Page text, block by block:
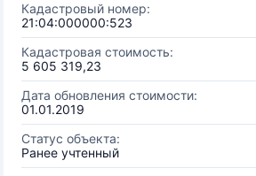
Кадастровый номер:
21:04:000000:523
Кадастровая стоимость:
5 605 319,23
Дата обновления стоимости:
01.01.2019
Статус объекта:
Ранее учтенный